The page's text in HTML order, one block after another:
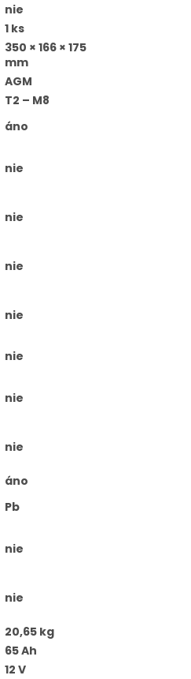
nie
1 ks
350 × 166 × 175
mm
AGM
T2 – M8
áno
nie
nie
nie
nie
nie
nie
nie
áno
Pb
nie
nie
20,65 kg
65 Ah
12 V